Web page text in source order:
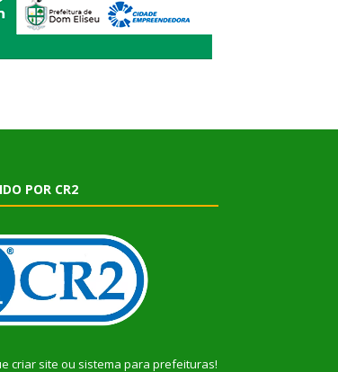
POR CR2
criar site ou sistema para prefeituras!